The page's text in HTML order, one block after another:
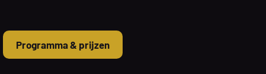
Programma & prijzen